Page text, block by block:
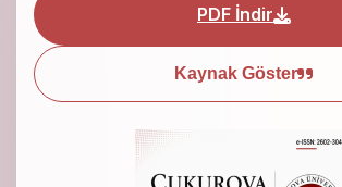
PDF İndir
Kaynak Göster